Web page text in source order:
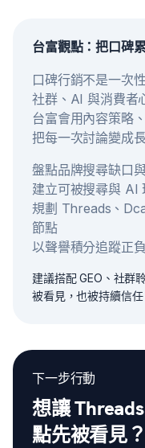
台富觀點：把口碑
口碑行銷不是一次
社群、AI 與消費者
台富會用內容策略
把每一次討論變成
盤點品牌搜尋缺口
建立可被搜尋與 AI
規劃 Threads、
節點
以聲譽積分追蹤正
建議搭配 GEO、社群
被看見，也被持續信任
下一步行動
想讓
點先被看見？